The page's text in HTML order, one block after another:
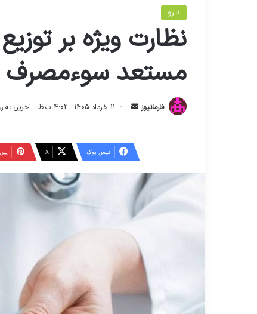
دارو
نظارت ویژه بر
مستعد سوءمصرف
فارمانیوز
ی
ل
11 خرداد 1405 - 4:02 ب.ظ
آخرین به روز رسانی:
فیس بوک X